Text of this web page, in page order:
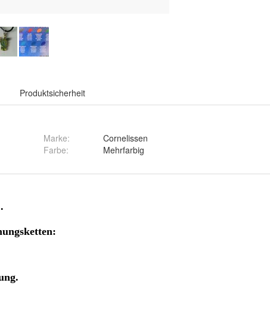
Produktsicherheit
Marke:
Cornelissen
Farbe: Mehrfarbig